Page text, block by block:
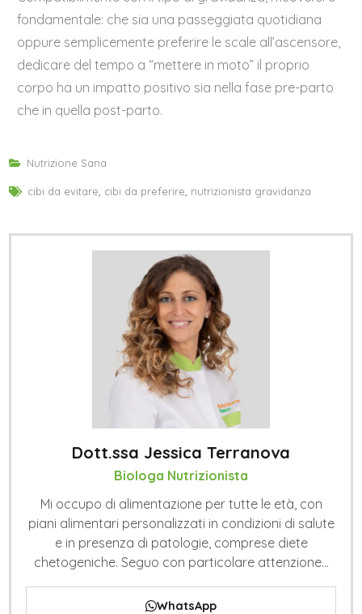
fondamentale: che sia una passeggiata quotidiana
oppure semplicemente preferire le scale all’ascensore,
dedicare del tempo a “mettere in moto” il proprio
corpo ha un impatto positivo sia nella fase pre-parto
che in quella post-parto.
Nutrizione Sana
cibi da evitare cibi da preferire nutrizionista gravidanza
Dott.ssa Jessica Terranova
Biologa Nutrizionista
Mi occupo di alimentazione per tutte le età, con
piani alimentari personalizzati in condizioni di salute
e in presenza di patologie, comprese diete
chetogeniche. Seguo con particolare attenzione...
WhatsApp